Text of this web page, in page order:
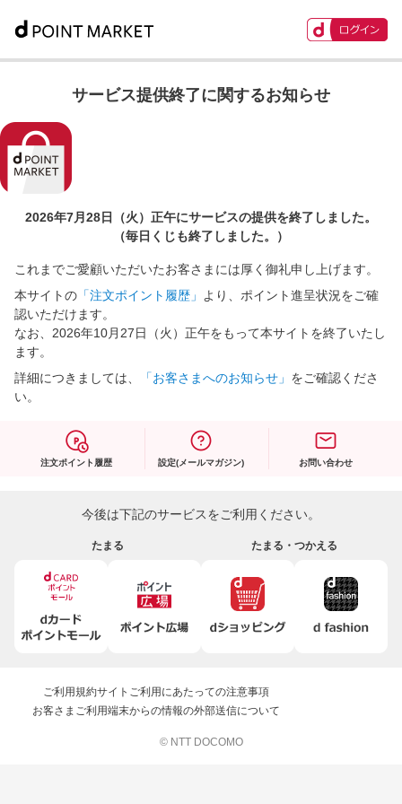
サービス提供終了に関するお知らせ
2026年7月28日（火）正午にサービスの提供を終了しました。
（毎日くじも終了しました。）
これまでご愛顧いただいたお客さまには厚く御礼申し上げます。
本サイトの 「注文ポイント履歴」
より、ポイント進呈状況をご確
認いただけます。
なお、2026年10月27日（火）正午をもって本サイトを終了いたし
ます。
詳細につきましては、
「お客さまへのお知らせ」 をご確認くださ
い。
注文ポイント履歴 設定(メールマガジン) お問い合わせ
今後は下記のサービスをご利用ください。
たまる たまる・つかえる
ご利用規約サイトご利用にあたっての注意事項
お客さまご利用端末からの情報の外部送信について
© NTT DOCOMO